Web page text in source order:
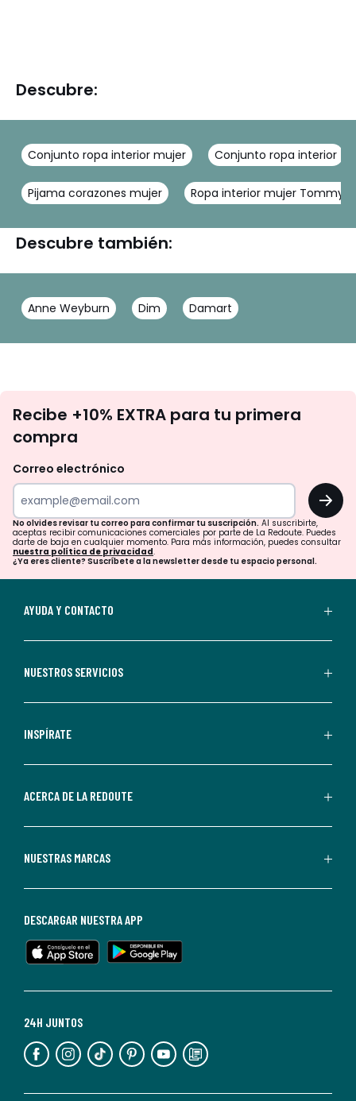
Descubre:
Conjunto ropa interior mujer Conjunto ropa interior
Pijama corazones mujer Ropa interior mujer Tommy
Descubre también:
Anne Weyburn Dim Damart
te
tu
para
confirmar
tu
suscripción.
aceptas
comerciales
personalizadas
parte
Redoute.
de
en
cualquier
Para
información,
puedes
Recibe +10% EXTRA para tu primera
compra
Correo electrónico
OK
No olvides revisar tu correo para confirmar tu suscripción. Al suscribirte,
aceptas recibir comunicaciones comerciales por parte de La Redoute. Puedes
darte de baja en cualquier momento. Para más información, puedes consultar
nuestra política de privacidad.
¿Ya eres cliente? Suscríbete a la newsletter desde tu espacio personal.
AYUDA Y CONTACTO
NUESTROS SERVICIOS
INSPÍRATE
ACERCA DE LA REDOUTE
NUESTRAS MARCAS
24H JUNTOS
DESCARGAR NUESTRA APP